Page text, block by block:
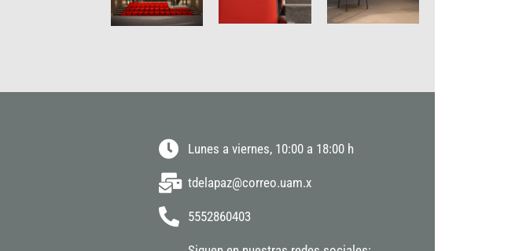
Lunes a viernes, 10:00 a 18:00 h
tdelapaz@correo.uam.x
5552860403